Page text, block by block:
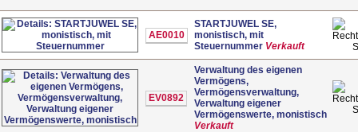
AE0010
STARTJUWEL SE,
monistisch, mit
Steuernummer Verkauft
EV0892
Verwaltung des eigenen
Vermögens,
Vermögensverwaltung,
Verwaltung eigener
Vermögenswerte, monistisch
Verkauft